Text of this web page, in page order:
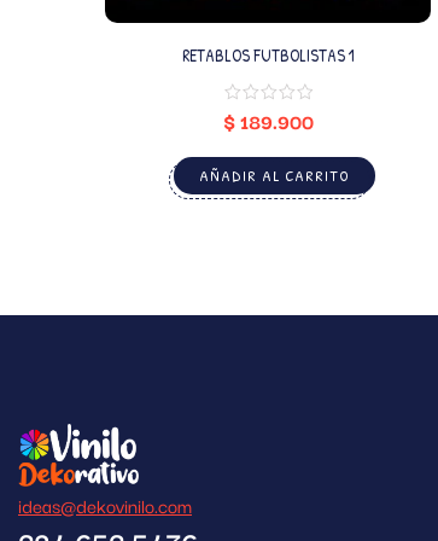
RETABLOS FUTBOLISTAS 1
$189.900
AÑADIR AL CARRITO
ideas@dekovinilo.com